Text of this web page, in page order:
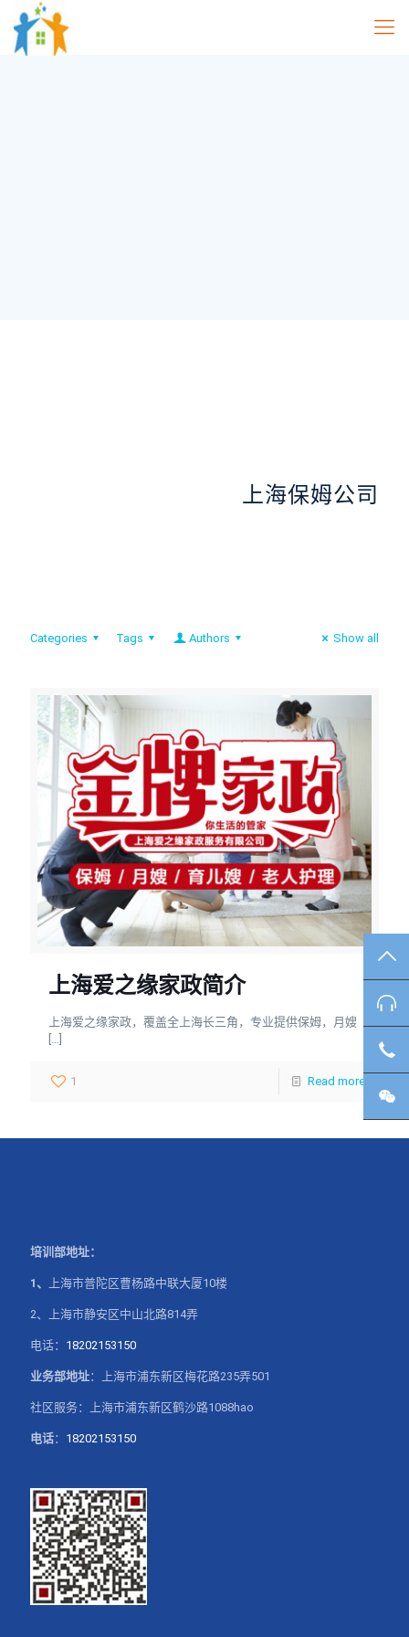
上海保姆公司
Categories Tags Authors Show all
上海爱之缘家政简介
上海爱之缘家政，覆盖全上海长三角，专业提供保姆，月嫂
1 Read more
培训部地址：
1、 上海市普陀区曹杨路中联大厦10楼
2、上海市静安区中山北路814弄
电话： 18202153150
业务部地址：上海市浦东新区梅花路235弄501
社区服务：上海市浦东新区鹤沙路1088hao
电话： 18202153150
咨
客
微